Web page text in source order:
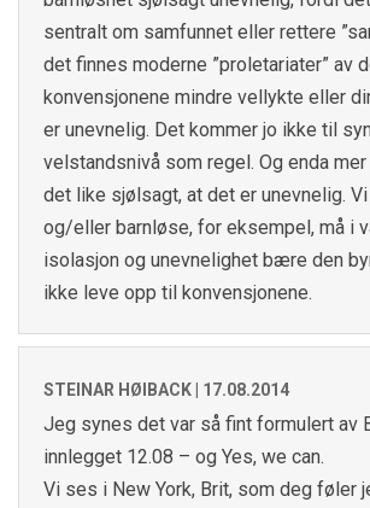
sentralt om samfunnet eller rettere
det finnes moderne ”proletariater” av
konvensjonene mindre vellykte eller
er unevnelig. Det kommer jo ikke til
velstandsnivå som regel. Og enda
det like sjølsagt, at det er unevnelig.
og/eller barnløse, for eksempel, må i
isolasjon og unevnelighet bære den
ikke leve opp til konvensjonene.
STEINAR HØIBACK | 17.08.2014
Jeg synes det var så fint formulert av
innlegget 12.08 – og Yes, we can.
Vi ses i New York, Brit, som deg føler